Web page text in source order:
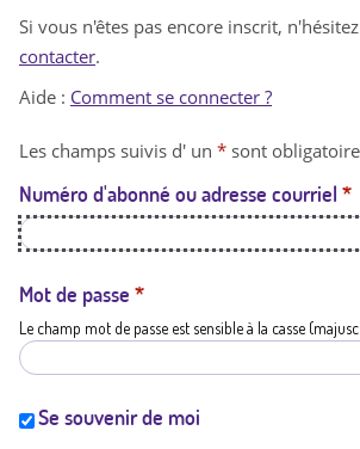
n
t
a
t
i
Si vous n'êtes pas encore inscrit,
contacter.
Aide : Comment se connecter ?
Les champs suivis d' un * sont
Numéro d'abonné ou adresse courriel *
Mot de passe *
Le champ mot de passe est sensible à la casse
Se souvenir de moi